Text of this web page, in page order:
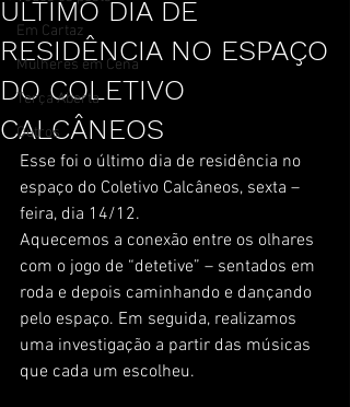
Em Cartaz
Mulheres em Cena
Terça Aberta
Outros
ÚLTIMO DIA DE
RESIDÊNCIA NO ESPAÇO
DO COLETIVO
CALCÂNEOS
Esse foi o último dia de residência no
espaço do Coletivo Calcâneos, sexta –
feira, dia 14/12.
Aquecemos a conexão entre os olhares
com o jogo de “detetive” – sentados em
roda e depois caminhando e dançando
pelo espaço. Em seguida, realizamos
uma investigação a partir das músicas
que cada um escolheu.